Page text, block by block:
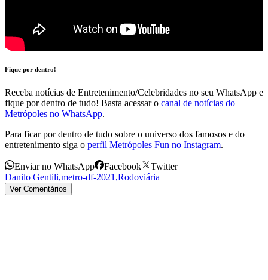
Fique por dentro!
Receba notícias de Entretenimento/Celebridades no seu WhatsApp e
fique por dentro de tudo! Basta acessar o canal de notícias do
Metrópoles no WhatsApp.
Para ficar por dentro de tudo sobre o universo dos famosos e do
entretenimento siga o perfil Metrópoles Fun no Instagram.
Enviar no WhatsApp Facebook
Twitter
Danilo Gentili,metro-df-2021,Rodoviária
Ver Comentários